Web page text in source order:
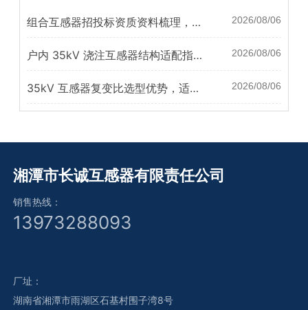
组合互感器招投标资质资料梳理，农
2026/08/06
户内 35kV 浇注互感器结构适配指
2026/08/06
35kV 互感器复变比选型优势，适配
2026/08/06
湘潭市长诚互感器有限责任公司
销售热线：
13973288093
厂址：
湖南省湘潭市雨湖区石基村围子湾8号